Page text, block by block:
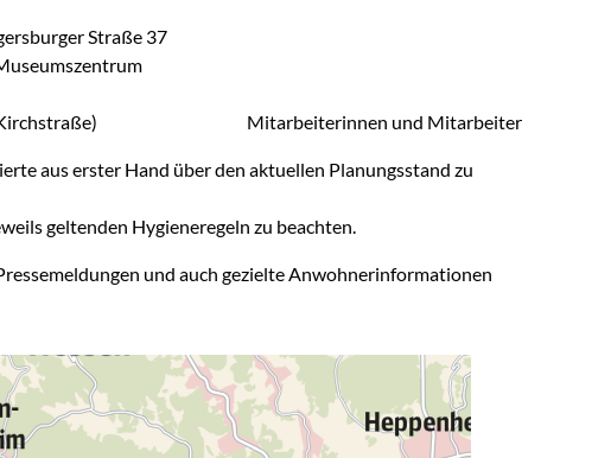
Straße 37
Mitarbeiterinnen und Mitarbeiter
aus erster Hand über den aktuellen Planungsstand zu
geltenden Hygieneregeln zu beachten.
und auch gezielte Anwohnerinformationen